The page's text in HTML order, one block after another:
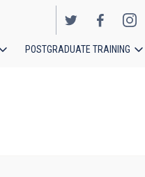
POSTGRADUATE TRAINING